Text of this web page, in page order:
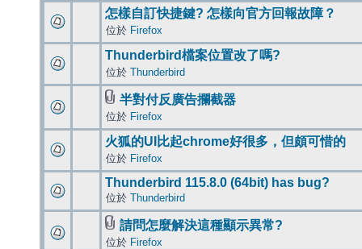
怎樣自訂快捷鍵? 怎樣向官方回報故障？
位於 Firefox
Thunderbird檔案位置改了嗎?
位於 Thunderbird
半對付反廣告攔截器
位於 Firefox
火狐的UI比起chrome好很多，但頗可惜的
位於 Firefox
Thunderbird 115.8.0 (64bit) has bug?
位於 Thunderbird
請問怎麼解決這種顯示異常?
位於 Firefox